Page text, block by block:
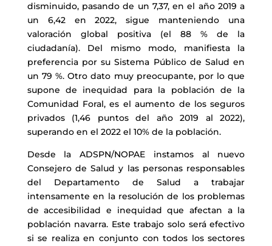
disminuido, pasando de un 7,37, en el año 2019 a
un 6,42 en 2022, sigue manteniendo una
valoración global positiva (el 88 % de la
ciudadanía). Del mismo modo, manifiesta la
preferencia por su Sistema Público de Salud en
un 79 %. Otro dato muy preocupante, por lo que
supone de inequidad para la población de la
Comunidad Foral, es el aumento de los seguros
privados (1,46 puntos del año 2019 al 2022),
superando en el 2022 el 10% de la población.
Desde la ADSPN/NOPAE instamos al nuevo
Consejero de Salud y las personas responsables
del Departamento de Salud a trabajar
intensamente en la resolución de los problemas
de accesibilidad e inequidad que afectan a la
población navarra. Este trabajo solo será efectivo
si se realiza en conjunto con todos los sectores